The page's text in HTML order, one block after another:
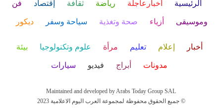
الرئيسية أخبارعاجلة رياضة ثقافة إقتصاد فن
وموسيقى أزياء صحة وتغذية سياحة وسفر ديكور
أخبار إعلام تعليم مرأة علوم وتكنولوجيا بيئة
مدونات أبراج فيديو سيارات
Maintained and developed by Arabs Today Group SAL
جميع الحقوق محفوظة لمجموعة العرب اليوم الاعلامية 2023 ©